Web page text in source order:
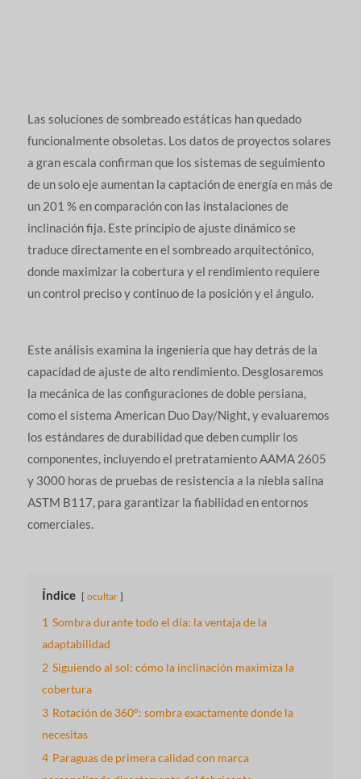
Las soluciones de sombreado estáticas han quedado
funcionalmente obsoletas. Los datos de proyectos solares
a gran escala confirman que los sistemas de seguimiento
de un solo eje aumentan la captación de energía en más de
un 201 % en comparación con las instalaciones de
inclinación fija. Este principio de ajuste dinámico se
traduce directamente en el sombreado arquitectónico,
donde maximizar la cobertura y el rendimiento requiere
un control preciso y continuo de la posición y el ángulo.
Este análisis examina la ingeniería que hay detrás de la
capacidad de ajuste de alto rendimiento. Desglosaremos
la mecánica de las configuraciones de doble persiana,
como el sistema American Duo Day/Night, y evaluaremos
los estándares de durabilidad que deben cumplir los
componentes, incluyendo el pretratamiento AAMA 2605
y 3000 horas de pruebas de resistencia a la niebla salina
ASTM B117, para garantizar la fiabilidad en entornos
comerciales.
Índice ocultar
1 Sombra durante todo el día: la ventaja de la
adaptabilidad
2 Siguiendo al sol: cómo la inclinación maximiza la
cobertura
3 Rotación de 360°: sombra exactamente donde la
necesitas
4 Paraguas de primera calidad con marca